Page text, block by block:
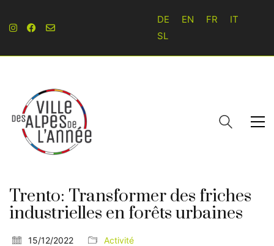
DE EN FR
IT
SL
Trento: Transformer des friches
industrielles en forêts urbaines
15/12/2022 Activité